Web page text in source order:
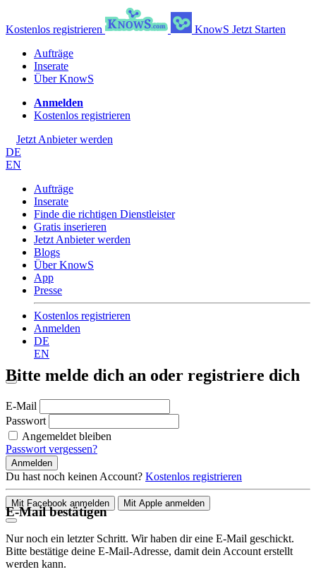
Kostenlos registrieren KnowS Jetzt Starten
Aufträge
Inserate
Über KnowS
Anmelden
Kostenlos registrieren
Jetzt Anbieter werden
DE
EN
Aufträge
Inserate
Finde die richtigen Dienstleister
Gratis inserieren
Jetzt Anbieter werden
Blogs
Über KnowS
App
Presse
Kostenlos registrieren
Anmelden
DE
EN
Bitte melde dich an oder registriere dich
E-Mail
Passwort
Angemeldet bleiben
Passwort vergessen?
Anmelden
Du hast noch keinen Account? Kostenlos registrieren
Mit Facebook anmelden Mit Apple anmelden
E-Mail bestätigen
Nur noch ein letzter Schritt. Wir haben dir eine E-Mail geschickt.
Bitte bestätige deine E-Mail-Adresse, damit dein Account erstellt
werden kann.